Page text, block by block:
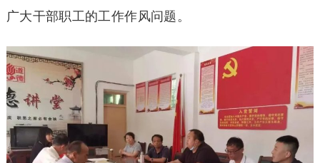
广大干部职工的工作作风问题。